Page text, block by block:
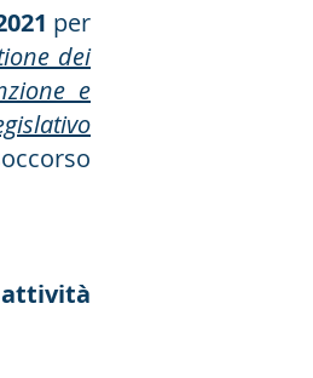
per
dei
e
attività